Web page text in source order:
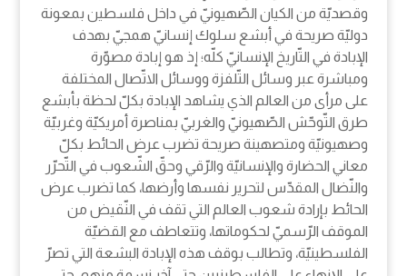
وقصديّة من الكيان الصّهيونيّ في داخل فلسطين بمعونة
دوليّة صريحة في أبشع سلوك إنسانيّ همجيّ بهدف
الإبادة في التّاريخ الإنسانيّ كلّه؛ إذ هو إبادة مصوّرة
ومباشرة عبر وسائل التّلفزة ووسائل الاتّصال المختلفة
على مرأى من العالم الذي يشاهد الإبادة بكلّ لحظة بأبشع
طرق التّوحّش الصّهيونيّ والغربيّ بمناصرة أمريكيّة وغربيّة
وصهيونيّة ومتصهينة صريحة تضرب عرض الحائط بكلّ
معاني الحضارة والإنسانيّة والرّقي وحقّ الشّعوب في التّحرّر
والنّضال المقدّس لتحرير نفسها وأرضها، كما تضرب عرض
الحائط بإرادة شعوب العالم التي تقف في النّقيض من
الموقف الرّسميّ لحكوماتها، وتتعاطف مع القضيّة
الفلسطينيّة، وتطالب بوقف هذه الإبادة البشعة التي تصرّ